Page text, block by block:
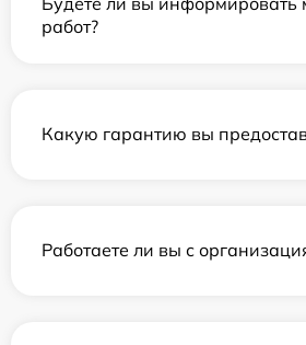
работ?
Какую гарантию вы
Работаете ли вы с